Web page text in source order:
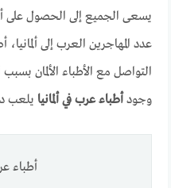
يسعى الجميع إلى الحصول على
عدد المهاجرين العرب إلى
التواصل مع الأطباء الألمان
وجودأطباء عرب في ألمانيا يلعب
أطباء